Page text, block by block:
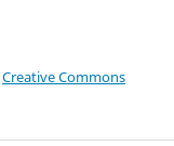
Creative Commons